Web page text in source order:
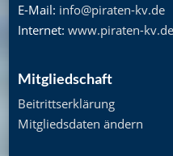
E-Mail: info@piraten-kv.de
Internet: www.piraten-kv.de
Mitgliedschaft
Beitrittserklärung
Mitgliedsdaten ändern